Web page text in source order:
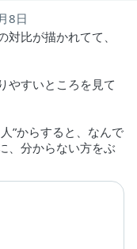
8日
比が描かれてて、
やすいところを見て
”からすると、なんで
、分からない方をぶ